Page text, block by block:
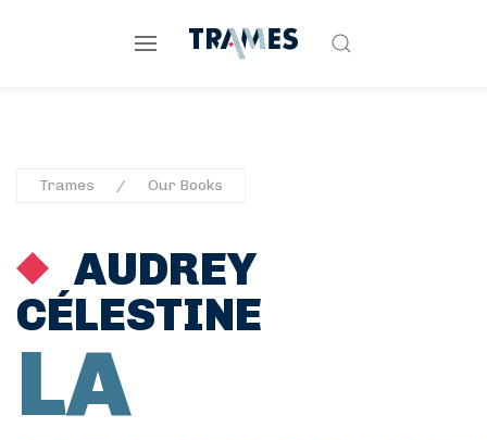
Trames Our Books
AUDREY
CÉLESTINE
LA